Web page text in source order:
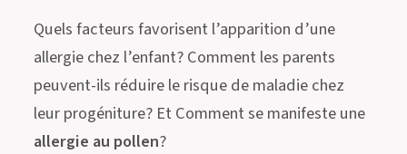
Quels facteurs favorisent l’apparition d’une
allergie chez l’enfant? Comment les parents
peuvent-ils réduire le risque de maladie chez
leur progéniture? Et Comment se manifeste une
allergie au pollen?